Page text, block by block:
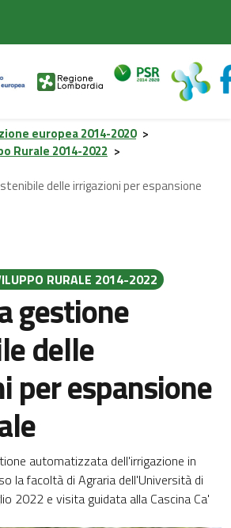
europea 2014-2020 >
Rurale 2014-2022 >
delle irrigazioni per espansione
RURALE 2014-2022
gestione
delle
per espansione
automatizzata dell'irrigazione in
la facoltà di Agraria dell'Università di
2022 e visita guidata alla Cascina Ca'